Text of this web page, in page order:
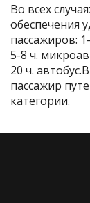
Во всех
обеспечения
пассажиров:
5-8 ч.
20 ч.
пассажир
категории.